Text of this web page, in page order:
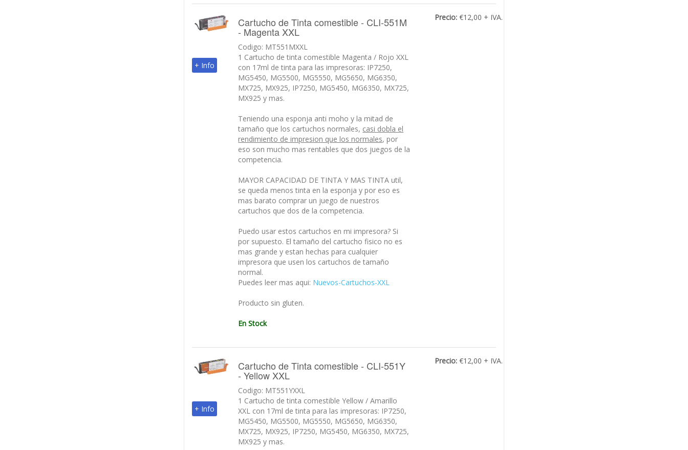
+ Info
Cartucho de Tinta comestible - CLI-551M
- Magenta XXL
Codigo: MT551MXXL
1 Cartucho de tinta comestible Magenta / Rojo XXL
con 17ml de tinta para las impresoras: IP7250,
MG5450, MG5500, MG5550, MG5650, MG6350,
MX725, MX925, IP7250, MG5450, MG6350, MX725,
MX925 y mas.
Teniendo una esponja anti moho y la mitad de
tamaño que los cartuchos normales, casi dobla el
rendimiento de impresion que los normales, por
eso son mucho mas rentables que dos juegos de la
competencia.
MAYOR CAPACIDAD DE TINTA Y MAS TINTA util,
se queda menos tinta en la esponja y por eso es
mas barato comprar un juego de nuestros
cartuchos que dos de la competencia.
Puedo usar estos cartuchos en mi impresora? Si
por supuesto. El tamaño del cartucho fisico no es
mas grande y estan hechas para cualquier
impresora que usen los cartuchos de tamaño
normal.
Puedes leer mas aqui: Nuevos-Cartuchos-XXL
Producto sin gluten.
En Stock
Precio: €12,00 + IVA.
+ Info
Cartucho de Tinta comestible - CLI-551Y
- Yellow XXL
Codigo: MT551YXXL
1 Cartucho de tinta comestible Yellow / Amarillo
XXL con 17ml de tinta para las impresoras: IP7250,
MG5450, MG5500, MG5550, MG5650, MG6350,
MX725, MX925, IP7250, MG5450, MG6350, MX725,
MX925 y mas.
Precio: €12,00 + IVA.